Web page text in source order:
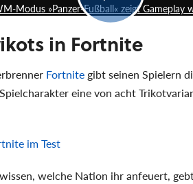
Modus »Panzer-Fußball« zeigt Gameplay
in Fortnite
Fortnite gibt seinen Spielern
eine von acht
im Test
welche Nation ihr anfeuert,